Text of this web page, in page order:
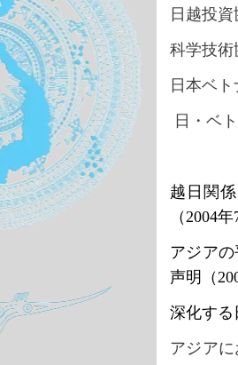
日越投資
科学技術
日本ベ
日・ベ
越日関
（2004年
アジア
声明（
深化す
アジア